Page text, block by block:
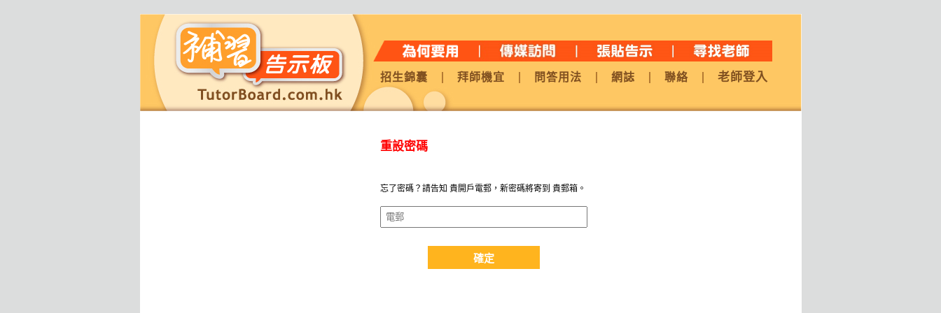
招生錦囊 拜師機宜 問答用法 網誌 聯絡 老師登入
重設密碼
忘了密碼？請告知 貴開戶電郵，新密碼將寄到 貴郵箱。